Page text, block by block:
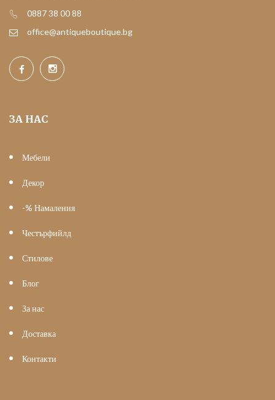
0887 38 00 88
office@antiqueboutique.bg
ЗА НАС
Мебели
Декор
-% Намаления
Честърфийлд
Стилове
Блог
За нас
Доставка
Контакти